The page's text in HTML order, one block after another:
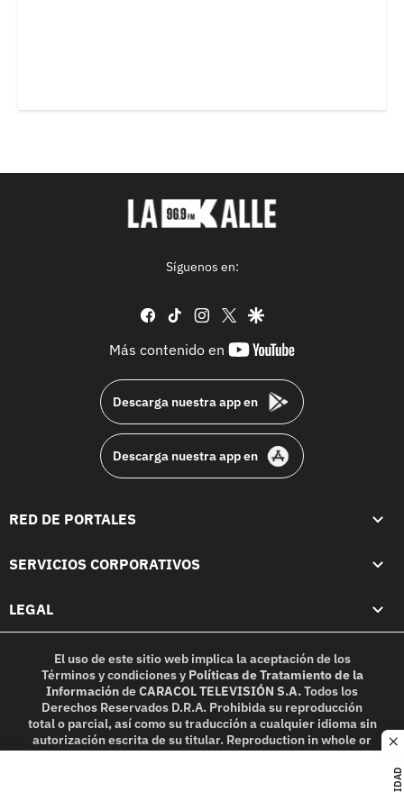
Síguenos en:
facebook
tiktok instagram
twittergoogle
Más contenido en
youtube-
Descarga nuestra app en
Descarga nuestra app en
RED DE PORTALES
SERVICIOS CORPORATIVOS
LEGAL
El uso de este sitio web implica la aceptación de los
Términos y condicionesy Políticas de Tratamiento de la
InformacióndeCARACOL TELEVISIÓN S.A.Todos los
Derechos Reservados D.R.A. Prohibida su reproducción
total o parcial, así como su traducción a cualquier idioma sin
autorización escrita de su titular. Reproduction in whole or
in part, or translation without written permission is